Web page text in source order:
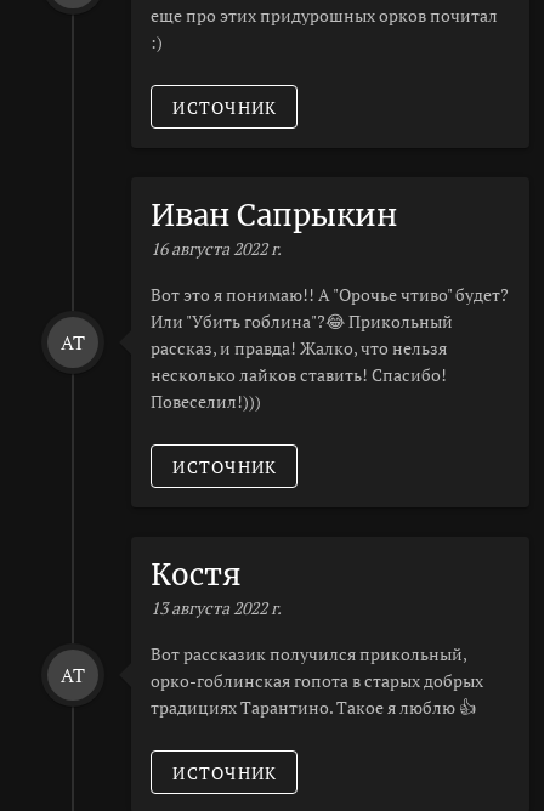
еще про этих придурошных орков почитал
:)
ИСТОЧНИК
Иван Сапрыкин
16 августа 2022 г.
Вот это я понимаю!! А "Орочье чтиво" будет?
Или "Убить гоблина"?😂 Прикольный
рассказ, и правда! Жалко, что нельзя
несколько лайков ставить! Спасибо!
Повеселил!)))
ИСТОЧНИК
AT
Костя
13 августа 2022 г.
Вот рассказик получился прикольный,
орко-гоблинская гопота в старых добрых
традициях Тарантино. Такое я люблю 👍
ИСТОЧНИК
AT